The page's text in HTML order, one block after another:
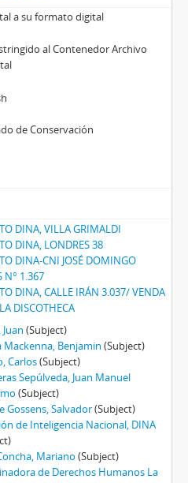
a su formato digital
al Contenedor Archivo
de Conservación
DINA, VILLA GRIMALDI
DINA, LONDRES 38
DINA-CNI JOSÉ DOMINGO
N° 1.367
DINA, CALLE IRÁN 3.037/ VENDA
DISCOTHECA
Juan (Subject)
Mackenna, Benjamin (Subject)
Carlos(Subject)
Sepúlveda, Juan Manuel
(Subject)
Gossens, Salvador(Subject)
de Inteligencia Nacional, DINA
Mariano (Subject)
de Derechos Humanos La